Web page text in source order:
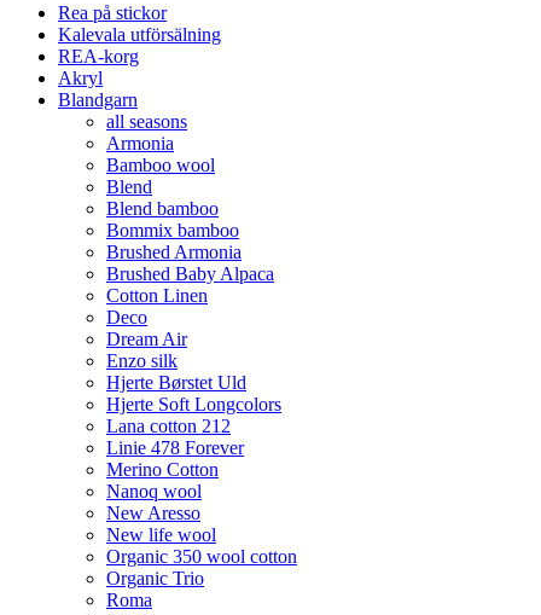
Rea på stickor
Kalevala utförsälning
REA-korg
Akryl
Blandgarn
all seasons
Armonia
Bamboo wool
Blend
Blend bamboo
Bommix bamboo
Brushed Armonia
Brushed Baby Alpaca
Cotton Linen
Deco
Dream Air
Enzo silk
Hjerte Børstet Uld
Hjerte Soft Longcolors
Lana cotton 212
Linie 478 Forever
Merino Cotton
Nanoq wool
New Aresso
New life wool
Organic 350 wool cotton
Organic Trio
Roma